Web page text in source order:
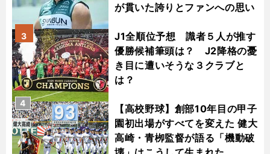
が貫いた誇りとファンへの思い
J1全順位予想 識者５人が推す
優勝候補筆頭は？ J2降格の憂
き目に遭いそうな３クラブと
は？
3
【高校野球】創部10年目の甲子
園初出場がすべてを変えた 健大
高崎・青栁監督が語る「機動破
4